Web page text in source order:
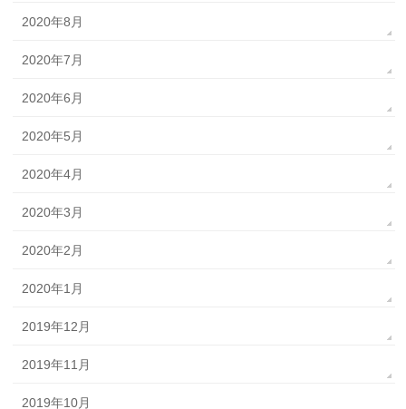
2020年8月
2020年7月
2020年6月
2020年5月
2020年4月
2020年3月
2020年2月
2020年1月
2019年12月
2019年11月
2019年10月